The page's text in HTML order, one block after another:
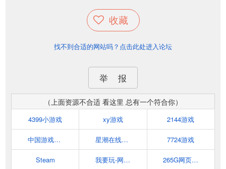
收藏
找不到合适的网站吗？点击此处进入论坛
举 报
（上面资源不合适 看这里 总有一个符合你）
4399小游戏 xy游戏 2144游戏
中国游戏中心 星潮在线网页游戏平台 7724游戏
Steam 我要玩-网页游戏平台 265G网页游戏